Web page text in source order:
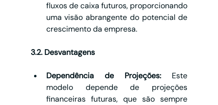
fluxos de caixa futuros, proporcionando
uma visão abrangente do potencial de
crescimento da empresa.
3.2. Desvantagens
Dependência de Projeções: Este
modelo depende de projeções
financeiras futuras, que são sempre